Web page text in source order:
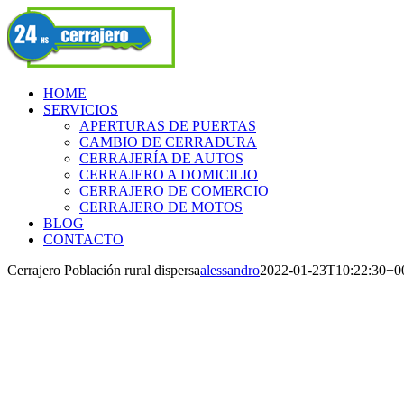
Skip
to
content
Facebook
HOME
SERVICIOS
APERTURAS DE PUERTAS
CAMBIO DE CERRADURA
CERRAJERÍA DE AUTOS
CERRAJERO A DOMICILIO
CERRAJERO DE COMERCIO
CERRAJERO DE MOTOS
BLOG
CONTACTO
Cerrajero Población rural dispersaalessandro2022-01-